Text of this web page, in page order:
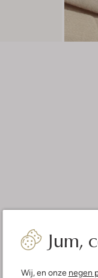
Jum,
Wij, en onze negen